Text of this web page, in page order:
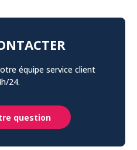
équipe service client
24.
question